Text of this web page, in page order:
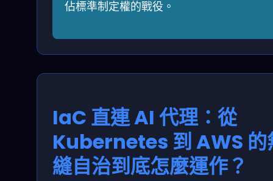
佔標準制定權的戰役。
IaC 直連 AI 代理：從
Kubernetes 到 AWS 的
縫自治到底怎麼運作？